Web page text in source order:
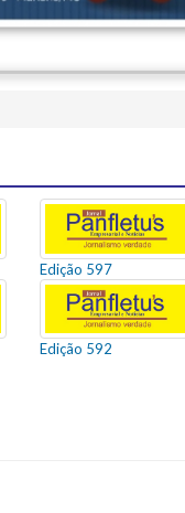
Edição 597
Edição 592